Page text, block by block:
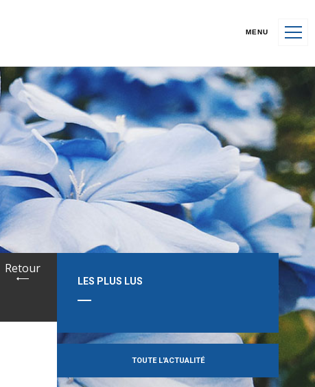
MENU
Retour
LES PLUS LUS
TOUTE L'ACTUALITÉ